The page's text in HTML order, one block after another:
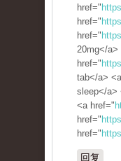
href="
href="
href="
20mg</a>
href="
tab</a>
sleep</a>
<a href="
href="
href="
回复